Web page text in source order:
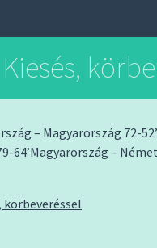
– Magyarország 72-
64’Magyarország –
körbeveréssel